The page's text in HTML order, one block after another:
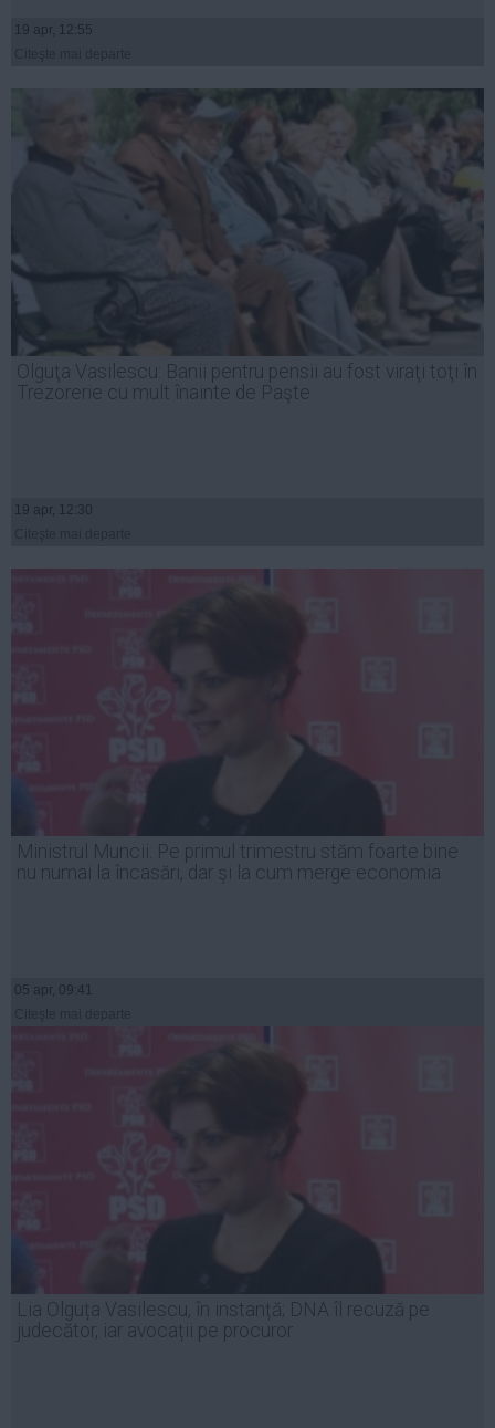
19 apr, 12:55
Olguţa Vasilescu: Banii pentru pensii au fost viraţi toţi în
Trezorerie cu mult înainte de Paşte
19 apr, 12:30
Ministrul Muncii: Pe primul trimestru stăm foarte bine
nu numai la încasări, dar şi la cum merge economia
05 apr, 09:41
Lia Olguța Vasilescu, în instanță; DNA îl recuză pe
judecător, iar avocații pe procuror